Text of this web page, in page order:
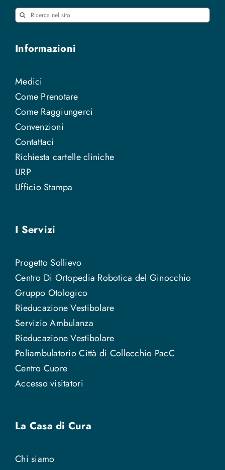
Cerca
Informazioni
Medici
Come Prenotare
Come Raggiungerci
Convenzioni
Contattaci
Richiesta cartelle cliniche
URP
Ufficio Stampa
I Servizi
Progetto Sollievo
Centro Di Ortopedia Robotica del Ginocchio
Gruppo Otologico
Rieducazione Vestibolare
Servizio Ambulanza
Rieducazione Vestibolare
Poliambulatorio Città di Collecchio PacC
Centro Cuore
Accesso visitatori
La Casa di Cura
Chi siamo